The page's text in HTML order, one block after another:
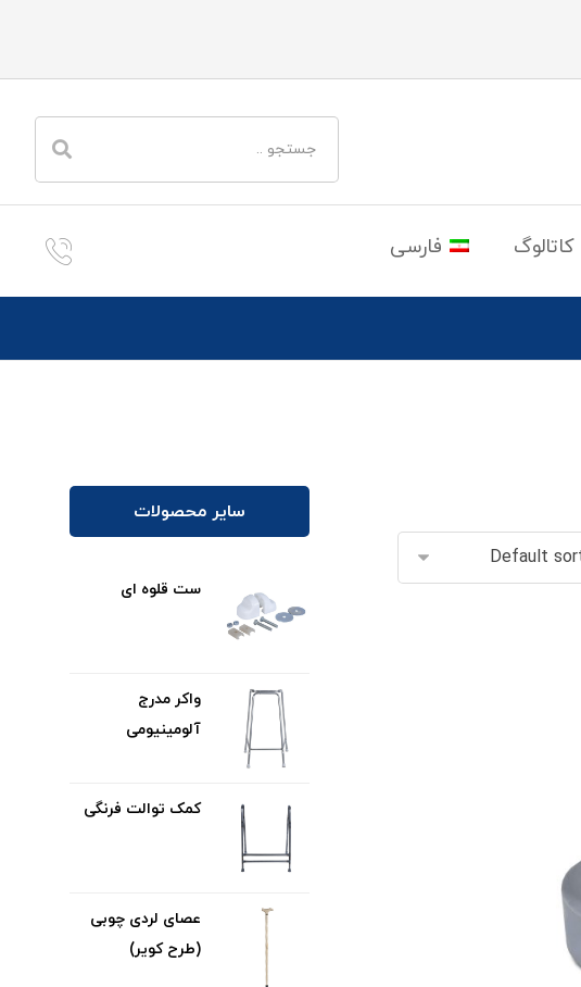
کاتالوگ فارسی
سایر محصولات
ست قلوه ای
واکر مدرج
آلومینیومی
کمک توالت فرنگی
عصای لردی چوبی
(طرح کویر)